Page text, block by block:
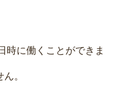
時に働くことができま
。